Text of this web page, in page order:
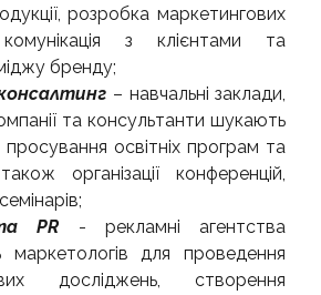
розробка маркетингових
комунікація з клієнтами та
бренду;
– навчальні заклади,
та консультанти шукають
просування освітніх програм та
організації конференцій,
PR - рекламні агентства
маркетологів для проведення
досліджень, створення